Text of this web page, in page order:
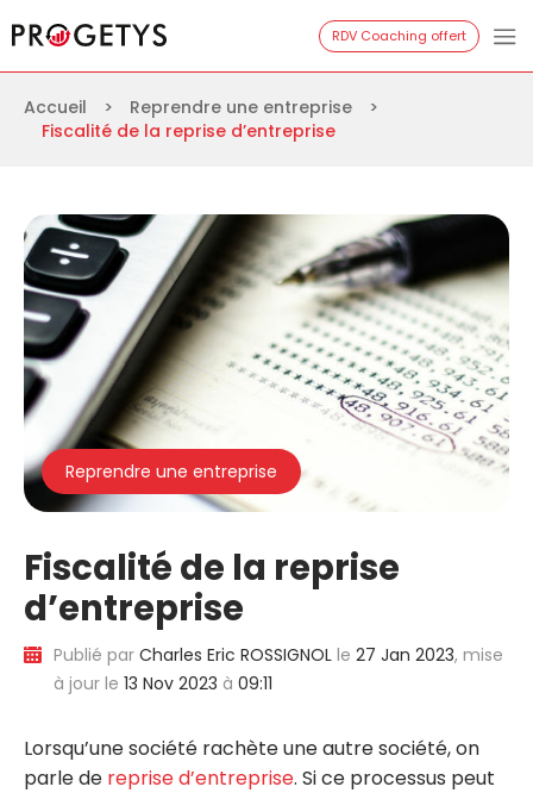
au
contenu
RDV Coaching offert
Accueil > Reprendre une entreprise
>
Fiscalité de la reprise d’entreprise
Reprendre une entreprise
Fiscalité de la reprise
d’entreprise
Publié par Charles Eric ROSSIGNOL le 27 Jan 2023, mise
à jour le 13 Nov 2023 à 09:11
Lorsqu’une société rachète une autre société, on
parle de reprise d’entreprise. Si ce processus peut